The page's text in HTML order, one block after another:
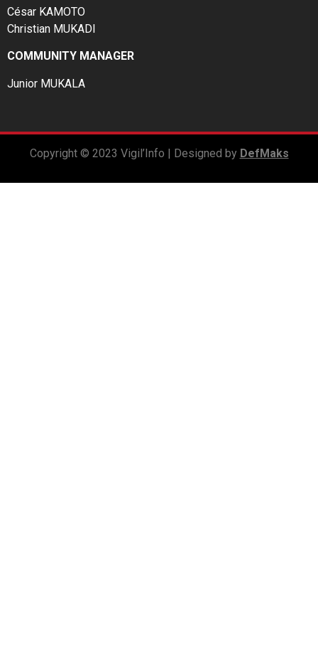
César KAMOTO
Christian MUKADI
COMMUNITY MANAGER
Junior MUKALA
Copyright © 2023 Vigil’Info | Designed by DefMaks